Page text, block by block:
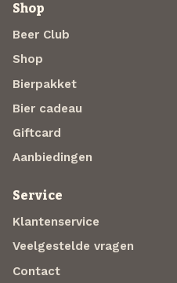
Shop
Beer Club
Shop
Bierpakket
Bier cadeau
Giftcard
Aanbiedingen
Service
Klantenservice
Veelgestelde vragen
Contact